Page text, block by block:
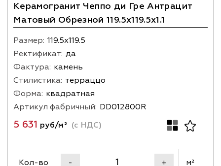
Керамогранит Чеппо ди Гре Антрацит
Матовый Обрезной 119.5x119.5x1.1
Размер: 119.5х119.5
Ректификат: да
Фактура: камень
Стилистика: терраццо
Форма: квадратная
Артикул фабричный: DD012800R
5 631 руб/м² (с НДС)
Кол-во - + м²